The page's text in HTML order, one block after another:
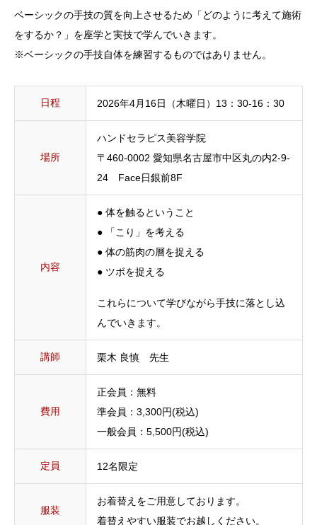
ベーシックの手技の質を向上させるため「どのように考えて施術
をするか？」を座学と実技で学んでいきます。
※ベーシックの手技自体を練習するものではありません。
日程 2026年4月16日（木曜日）13：30-16：30
場所
ハンドセラピス美容学院
〒460-0002 愛知県名古屋市中区丸の内2-9-
24 Face日銀前8F
内容
● 体を触るということ
● 「こり」を考える
● 体の筋肉の層を捉える
● ツボを捉える
これらについて学びながら手技に落とし込
んでいきます。
講師 栗木 良慎 先生
費用
正会員：無料
準会員：3,300円(税込)
一般会員：5,500円(税込)
定員 12名限定
服装
お着替えをご用意しております。
着替えやすい服装でお越しください。